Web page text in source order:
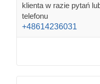
klienta w razie pytań
telefonu
+48614236031